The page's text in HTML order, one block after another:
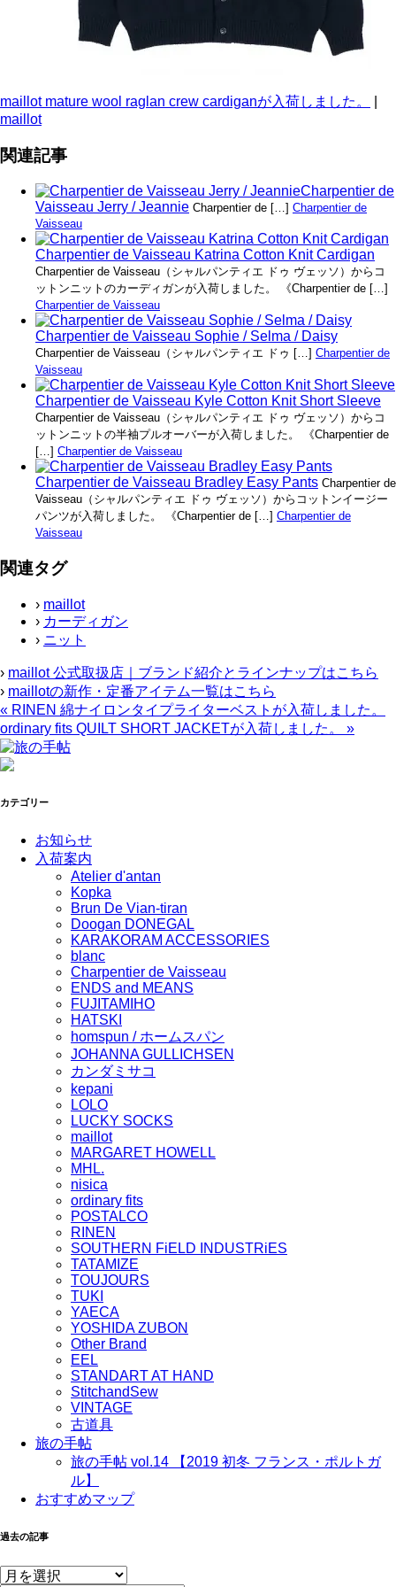
maillot mature wool raglan crew cardiganが入荷しました。
maillot
関連記事
Charpentier de
Vaisseau Jerry / Jeannie Charpentier de […] Charpentier de
Vaisseau
Charpentier de Vaisseau Katrina Cotton Knit Cardigan
Charpentier de Vaisseau（シャルパンティエ ドゥ ヴェッソ）からコ
ットンニットのカーディガンが入荷しました。 《Charpentier de […]
Charpentier de Vaisseau
Charpentier de Vaisseau Sophie / Selma / Daisy
Charpentier de Vaisseau（シャルパンティエ ドゥ […] Charpentier de
Vaisseau
Charpentier de Vaisseau Kyle Cotton Knit Short Sleeve
Charpentier de Vaisseau（シャルパンティエ ドゥ ヴェッソ）からコ
ットンニットの半袖プルオーバーが入荷しました。 《Charpentier de
[…] Charpentier de Vaisseau
Charpentier de Vaisseau Bradley Easy Pants Charpentier de
Vaisseau（シャルパンティエ ドゥ ヴェッソ）からコットンイージー
パンツが入荷しました。 《Charpentier de […] Charpentier de
Vaisseau
関連タグ
› maillot
› カーディガン
› ニット
› maillot 公式取扱店｜ブランド紹介とラインナップはこちら
› maillotの新作・定番アイテム一覧はこちら
« RINEN 綿ナイロンタイプライターベストが入荷しました。
ordinary fits QUILT SHORT JACKETが入荷しました。 »
カテゴリー
お知らせ
入荷案内
Atelier d'antan
Kopka
Brun De Vian-tiran
Doogan DONEGAL
KARAKORAM ACCESSORIES
blanc
Charpentier de Vaisseau
ENDS and MEANS
FUJITAMIHO
HATSKI
homspun / ホームスパン
JOHANNA GULLICHSEN
カンダミサコ
kepani
LOLO
LUCKY SOCKS
maillot
MARGARET HOWELL
MHL.
nisica
ordinary fits
POSTALCO
RINEN
SOUTHERN FiELD INDUSTRiES
TATAMIZE
TOUJOURS
TUKI
YAECA
YOSHIDA ZUBON
Other Brand
EEL
STANDART AT HAND
StitchandSew
VINTAGE
古道具
旅の手帖
旅の手帖 vol.14 【2019 初冬 フランス・ポルトガ
ル】
おすすめマップ
過去の記事